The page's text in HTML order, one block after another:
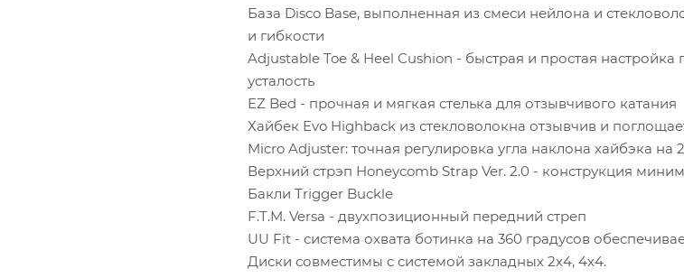
База Disco Base, выполненная из смеси нейлона и
и гибкости
Adjustable Toe & Heel Cushion - быстрая и простая
усталость
EZ Bed - прочная и мягкая стелька для отзывчивого катания
Хайбек Evo Highback из стекловолокна отзывчив и
Micro Adjuster: точная регулировка угла наклона хайбэка на
Верхний стрэп Honeycomb Strap Ver. 2.0 - конструкция
Бакли Trigger Buckle
F.T.M. Versa - двухпозиционный передний стреп
UU Fit - система охвата ботинка на 360 градусов
Диски совместимы с системой закладных 2х4, 4х4.